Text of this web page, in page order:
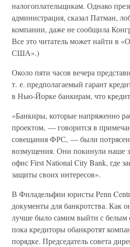
налогоплательщикам. Однако
администрация, сказал Патман,
компании, даже не сообщила
Все это читатель может найти в
США».)
Около пяти часов вечера
т. е. предполагаемый гарант
в Нью-Йорке банкирам, что
«Банкиры, которые напряженно
проектом, — говорится в
совещания ФРС, — были
возмущения. Они покинули наше
офис First National City Bank, где
защиты своих интересов».
В Филадельфии юристы Penn
документы для банкротства. Как
лучше было самим выйти с белым
пока кредиторы обанкротят
порядке. Председатель совета